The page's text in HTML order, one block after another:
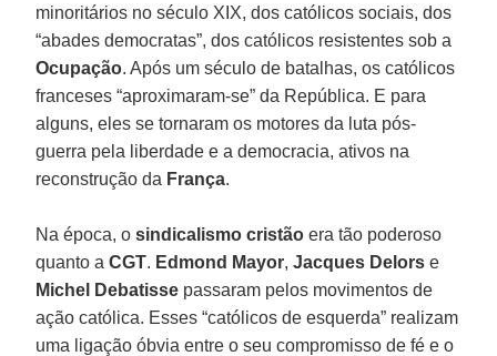
minoritários no século XIX, dos católicos sociais, dos
“abades democratas”, dos católicos resistentes sob a
Ocupação. Após um século de batalhas, os católicos
franceses “aproximaram-se” da República. E para
alguns, eles se tornaram os motores da luta pós-
guerra pela liberdade e a democracia, ativos na
reconstrução da França.
Na época, osindicalismo cristão era tão poderoso
quanto aCGT. Edmond Mayor,Jacques Delors e
Michel Debatisse passaram pelos movimentos de
ação católica. Esses “católicos de esquerda” realizam
uma ligação óbvia entre o seu compromisso de fé e o